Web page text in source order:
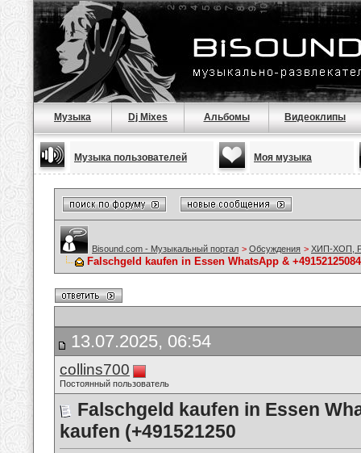
Музыка Dj Mixes Альбомы Видеоклипы
Музыка пользователей Моя музыка
Bisound.com - Музыкальный портал > Обсуждения > ХИП-ХОП,
Falschgeld kaufen in Essen WhatsApp &
13.07.2025, 06:54
collins700
Постоянный пользователь
Falschgeld kaufen in Essen
kaufen (+491521250